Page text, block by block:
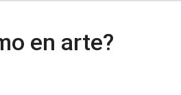
en arte?